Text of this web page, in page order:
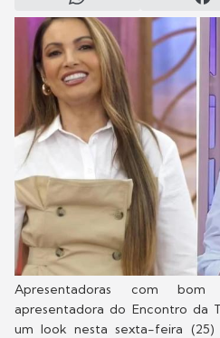
Apresentadoras com
apresentadora do Encontro da
um look nesta sexta-feira